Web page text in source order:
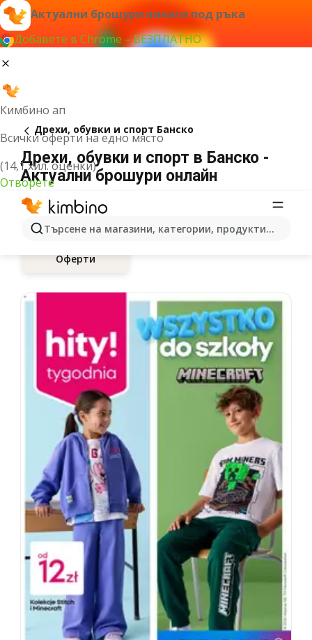
Актуални брошури винаги под ръка
Добавете в Chrome – БЕЗПЛАТНО
Кимбино ап
Всички оферти на едно място
(14,1 хил. оценки)
Отворете
Търсене на магазини, категории, продукти...
Дрехи, обувки и спорт Банско
Дрехи, обувки и спорт в Банско -
Актуални брошури онлайн
Оферти